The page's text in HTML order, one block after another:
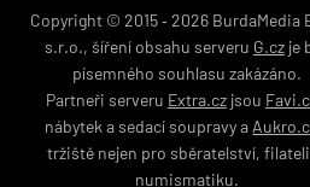
Copyright © 2015 ‐ 2026 BurdaMedia
s.r.o., šíření obsahu serveru G.czje
písemného souhlasu zakázáno.
Partneři serveru Extra.czjsou
nábytek a sedací soupravya
tržiště nejen pro sběratelství,
numismatiku.